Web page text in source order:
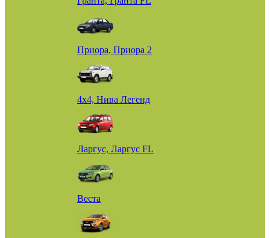
Приора, Приора 2
4х4, Нива Легенд
Ларгус, Ларгус FL
Веста